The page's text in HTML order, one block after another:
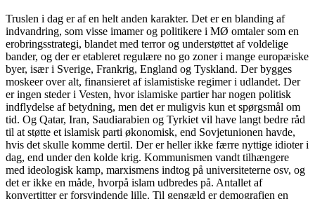
Truslen i dag er af en helt anden karakter. Det er en blanding af
indvandring, som visse imamer og politikere i MØ omtaler som en
erobringsstrategi, blandet med terror og understøttet af voldelige
bander, og der er etableret regulære no go zoner i mange europæiske
byer, især i Sverige, Frankrig, England og Tyskland. Der bygges
moskeer over alt, finansieret af islamistiske regimer i udlandet. Der
er ingen steder i Vesten, hvor islamiske partier har nogen politisk
indflydelse af betydning, men det er muligvis kun et spørgsmål om
tid. Og Qatar, Iran, Saudiarabien og Tyrkiet vil have langt bedre råd
til at støtte et islamisk parti økonomisk, end Sovjetunionen havde,
hvis det skulle komme dertil. Der er heller ikke færre nyttige idioter i
dag, end under den kolde krig. Kommunismen vandt tilhængere
med ideologisk kamp, marxismens indtog på universiteterne osv, og
det er ikke en måde, hvorpå islam udbredes på. Antallet af
konvertitter er forsvindende lille. Til gengæld er demografien en